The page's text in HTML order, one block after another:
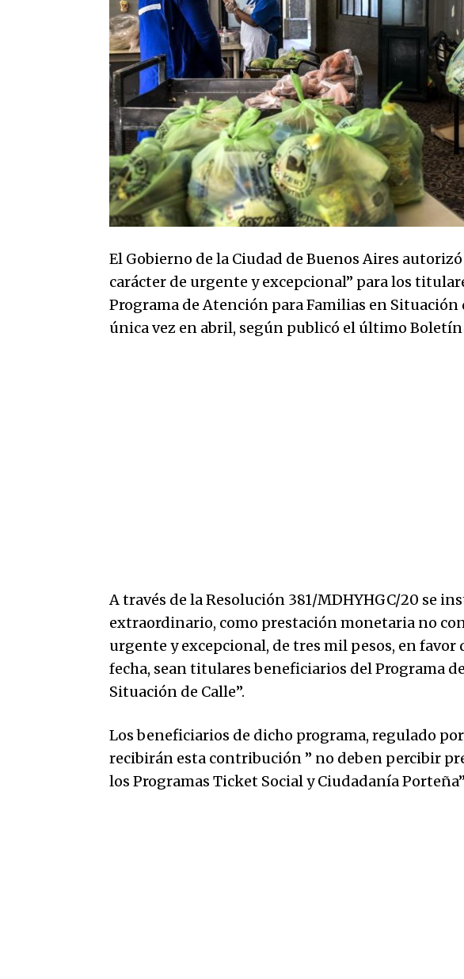
El Gobierno de la Ciudad de Buenos Aires
carácter de urgente y excepcional” para los
Programa de Atención para Familias en Situación
única vez en abril, según publicó el último Boletín
A través de la Resolución 381/MDHYHGC/20 se
extraordinario, como prestación monetaria no
urgente y excepcional, de tres mil pesos, en favor
fecha, sean titulares beneficiarios del Programa
Situación de Calle”.
Los beneficiarios de dicho programa, regulado
recibirán esta contribución ” no deben percibir
los Programas Ticket Social y Ciudadanía